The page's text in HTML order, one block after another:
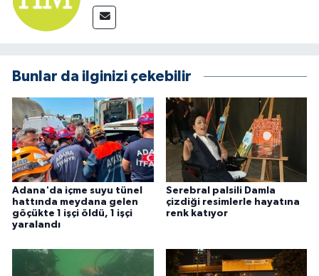
Bunlar da ilginizi çekebilir
Adana'da içme suyu tünel
hattında meydana gelen
göçükte 1 işçi öldü, 1 işçi
yaralandı
Serebral palsili Damla
çizdiği resimlerle hayatına
renk katıyor